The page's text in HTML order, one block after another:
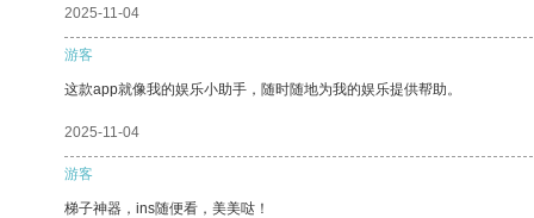
2025-11-04
游客
这款app就像我的娱乐小助手，随时随地为我的娱乐提供帮助。
2025-11-04
游客
梯子神器，ins随便看，美美哒！